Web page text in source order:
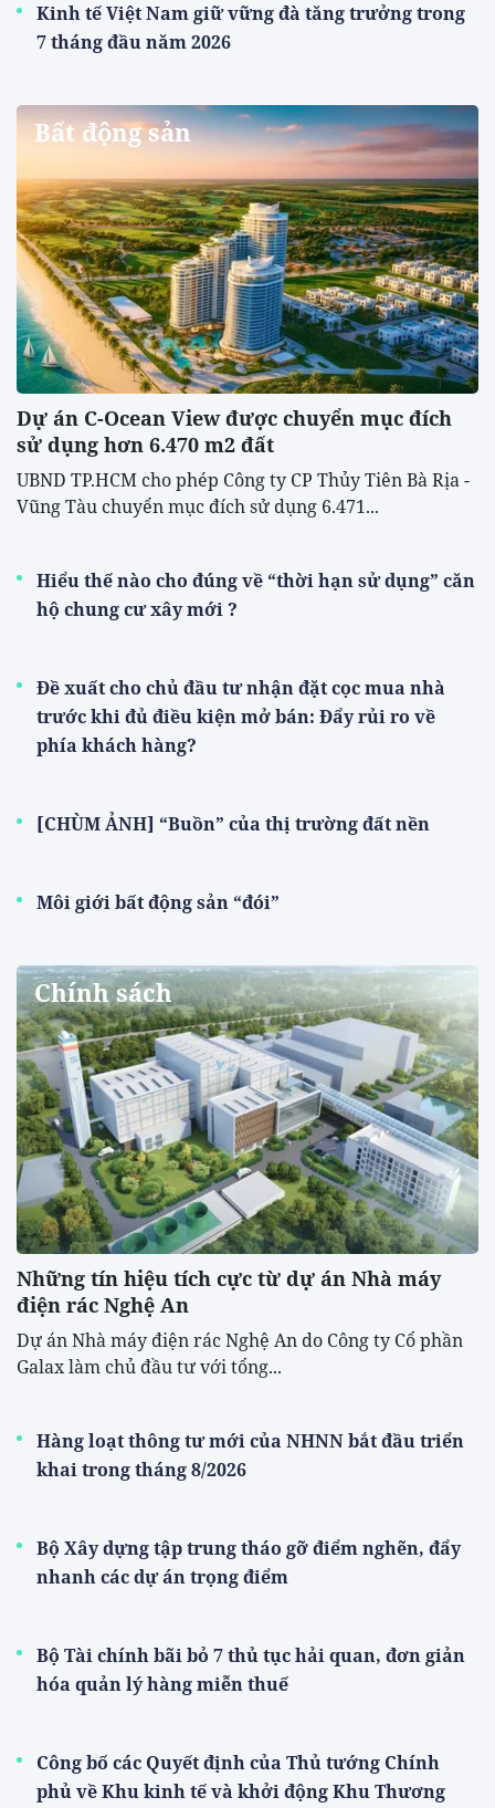
Kinh tế Việt Nam giữ vững đà tăng trưởng trong
7 tháng đầu năm 2026
Bất động sản
Dự án C-Ocean View được chuyển mục đích
sử dụng hơn 6.470 m2 đất
UBND TP.HCM cho phép Công ty CP Thủy Tiên Bà Rịa -
Vũng Tàu chuyển mục đích sử dụng 6.471...
Hiểu thế nào cho đúng về “thời hạn sử dụng” căn
hộ chung cư xây mới ?
Đề xuất cho chủ đầu tư nhận đặt cọc mua nhà
trước khi đủ điều kiện mở bán: Đẩy rủi ro về
phía khách hàng?
[CHÙM ẢNH] “Buồn” của thị trường đất nền
Môi giới bất động sản “đói”
Chính sách
Những tín hiệu tích cực từ dự án Nhà máy
điện rác Nghệ An
Dự án Nhà máy điện rác Nghệ An do Công ty Cổ phần
Galax làm chủ đầu tư với tổng...
Hàng loạt thông tư mới của NHNN bắt đầu triển
khai trong tháng 8/2026
Bộ Xây dựng tập trung tháo gỡ điểm nghẽn, đẩy
nhanh các dự án trọng điểm
Bộ Tài chính bãi bỏ 7 thủ tục hải quan, đơn giản
hóa quản lý hàng miễn thuế
Công bố các Quyết định của Thủ tướng Chính
phủ về Khu kinh tế và khởi động Khu Thương